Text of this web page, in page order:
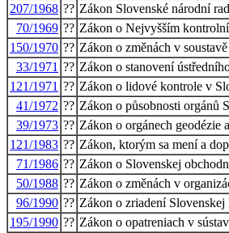
207/1968 ?? Zákon Slovenské národní
70/1969 ?? Zákon o Nejvyšším
150/1970 ?? Zákon o změnách v
33/1971 ?? Zákon o stanovení
121/1971 ?? Zákon o lidové kontrole v
41/1972 ?? Zákon o působnosti orgánů
39/1973 ?? Zákon o orgánech geodézie
121/1983 ?? Zákon, ktorým sa mení a
71/1986 ?? Zákon o Slovenskej
50/1988 ?? Zákon o změnách v
96/1990 ?? Zákon o zriadení
195/1990 ?? Zákon o opatreniach v